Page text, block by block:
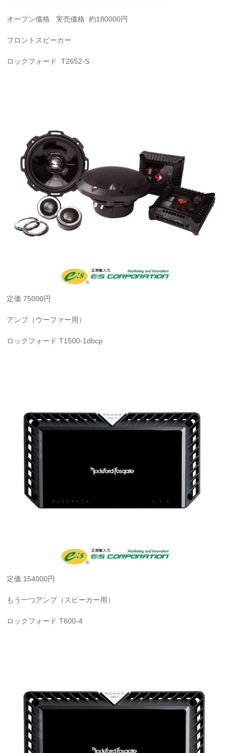
オープン価格 実売価格 約180000円
フロントスピーカー
ロックフォード T2652-S
定価 75000円
アンプ（ウーファー用）
ロックフォード T1500-1dbcp
定価 154000円
もう一つアンプ（スピーカー用）
ロックフォード T600-4